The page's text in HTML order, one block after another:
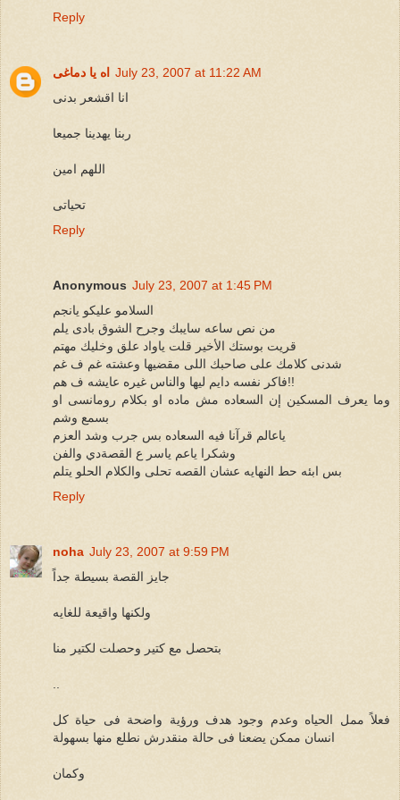
Reply
اه يا دماغى
July 23, 2007 at 11:22 AM
انا اقشعر بدنى
ربنا يهدينا جميعا
اللهم امين
تحياتى
Reply
Anonymous July 23, 2007 at 1:45 PM
السلامو عليكو يانجم
من نص ساعه سايبك وجرح الشوق بادى يلم
قريت بوستك الأخير قلت ياواد علق وخليك مهتم
شدنى كلامك على صاحبك اللى مقضيها وعشته غم ف غم
فاكر نفسه دايم ليها والناس غيره عايشه ف هم!!
وما يعرف المسكين إن السعاده مش ماده او بكلام رومانسى او
بسمع وشم
ياعالم قرآنا فيه السعاده بس جرب وشد العزم
وشكرا ياعم ياسر ع القصةدي والفن
بس ابئه حط النهايه عشان القصه تحلى والكلام الحلو يتلم
Reply
noha July 23, 2007 at 9:59 PM
جايز القصة بسيطة جداً
ولكنها واقيعة للغايه
بتحصل مع كتير وحصلت لكتير منا
فعلاً ممل الحياه وعدم وجود هدف ورؤية واضحة فى حياة كل
انسان ممكن يضعنا فى حالة منقدرش نطلع منها بسهولة
وكمان